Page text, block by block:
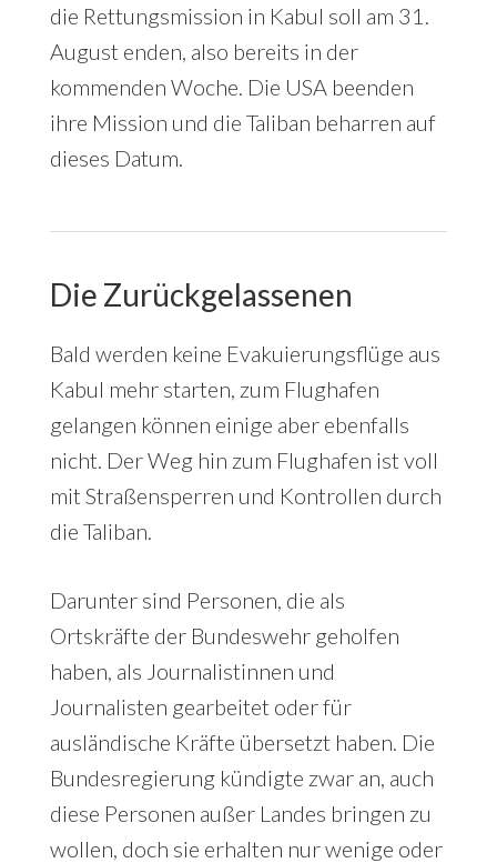
die Rettungsmission in Kabul soll am 31.
August enden, also bereits in der
kommenden Woche. Die USA beenden
ihre Mission und die Taliban beharren auf
dieses Datum.
Die Zurückgelassenen
Bald werden keine Evakuierungsflüge aus
Kabul mehr starten, zum Flughafen
gelangen können einige aber ebenfalls
nicht. Der Weg hin zum Flughafen ist voll
mit Straßensperren und Kontrollen durch
die Taliban.
Darunter sind Personen, die als
Ortskräfte der Bundeswehr geholfen
haben, als Journalistinnen und
Journalisten gearbeitet oder für
ausländische Kräfte übersetzt haben. Die
Bundesregierung kündigte zwar an, auch
diese Personen außer Landes bringen zu
wollen, doch sie erhalten nur wenige oder